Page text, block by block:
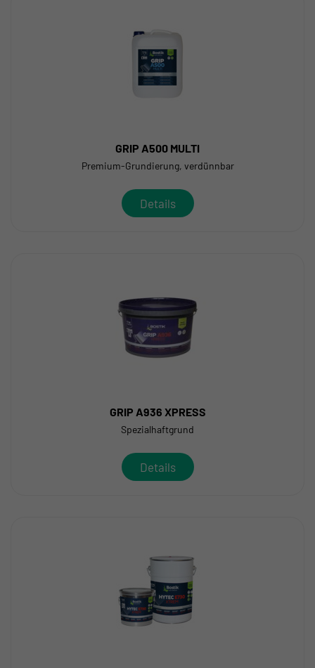
GRIP A500 MULTI
Premium-Grundierung, verdünnbar
Details
GRIP A936 XPRESS
Spezialhaftgrund
Details